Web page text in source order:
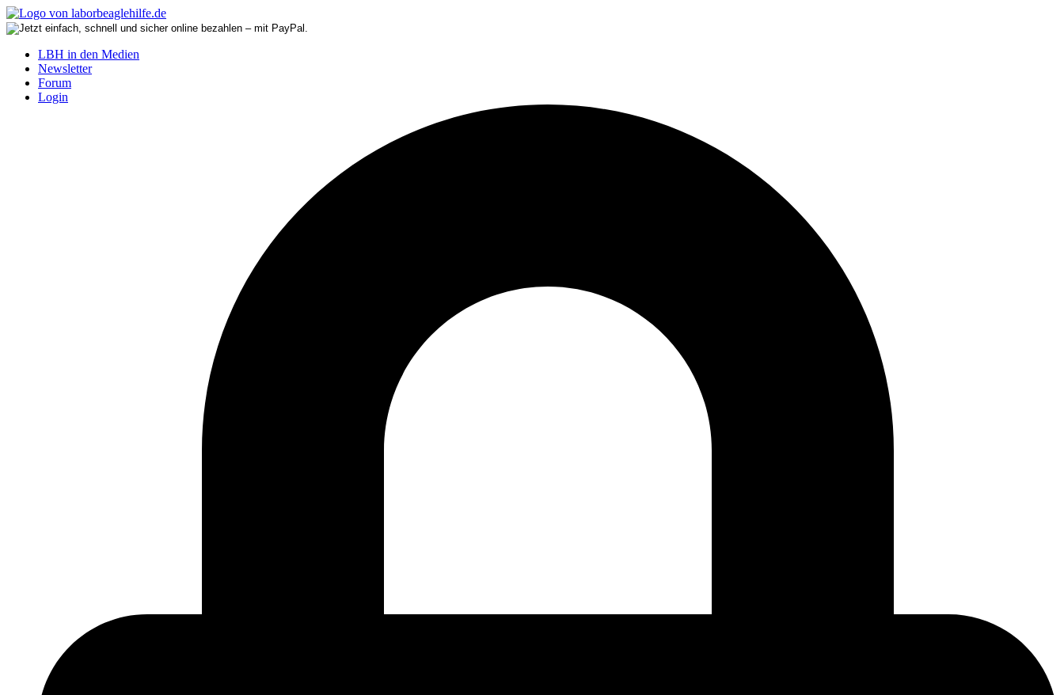
LBH in den Medien
Newsletter
Forum
Login